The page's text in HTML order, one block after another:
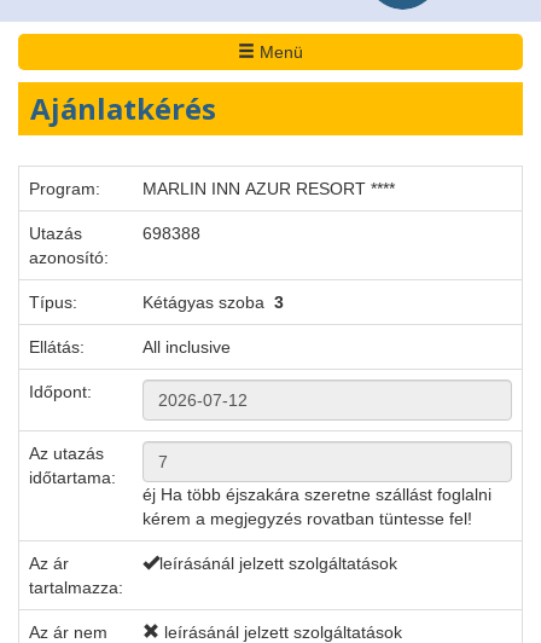
Menü
Ajánlatkérés
Program: MARLIN INN AZUR RESORT ****
Utazás
azonosító:
698388
Típus: 3
Ellátás: All inclusive
Időpont:
Az utazás
időtartama:
éj Ha több éjszakára szeretne szállást foglalni
kérem a megjegyzés rovatban tüntesse fel!
Az ár
tartalmazza:
leírásánál jelzett szolgáltatások
Az ár nem
leírásánál jelzett szolgáltatások